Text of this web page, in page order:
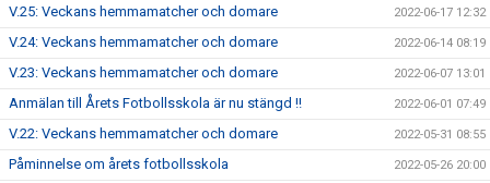
V.25: Veckans hemmamatcher och domare 2022-06-17 12:32
V.24: Veckans hemmamatcher och domare 2022-06-14 08:19
V.23: Veckans hemmamatcher och domare 2022-06-07 13:01
Anmälan till Årets Fotbollsskola är nu stängd !! 2022-06-01 07:49
V.22: Veckans hemmamatcher och domare 2022-05-31 08:55
Påminnelse om årets fotbollsskola 2022-05-26 20:00